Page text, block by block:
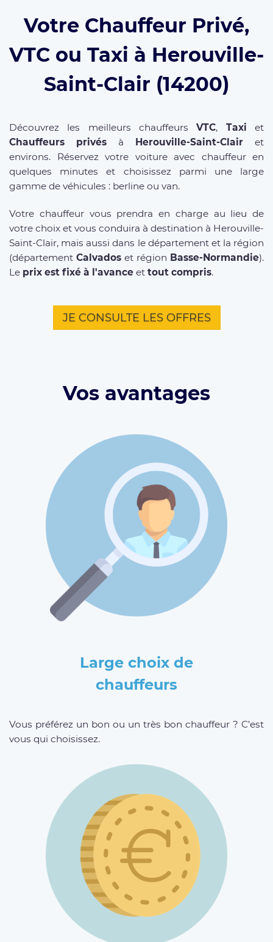
Votre Chauffeur Privé,
VTC ou Taxi à Herouville-
Saint-Clair (14200)
Découvrez les meilleurs chauffeursVTC, Taxi et
Chauffeurs privés à Herouville-Saint-Clair et
environs. Réservez votre voiture avec chauffeur en
quelques minutes et choisissez parmi une large
gamme de véhicules : berline ou van.
Votre chauffeur vous prendra en charge au lieu de
votre choix et vous conduira à destination à Herouville-
Saint-Clair, mais aussi dans le département et la région
(département Calvados et région Basse-Normandie).
Le prix est fixé à l'avance et tout compris.
JE CONSULTE LES OFFRES
Vos avantages
Large choix de
chauffeurs
Vous préférez un bon ou un très bon chauffeur ? C’est
vous qui choisissez.